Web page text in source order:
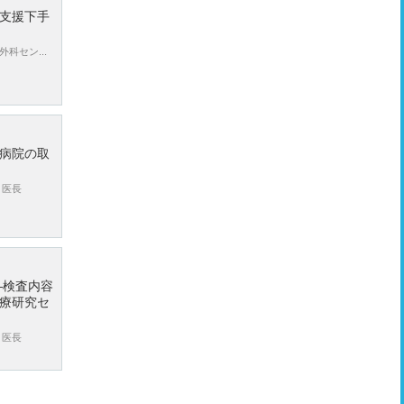
援下手
科セン...
院の取
医長
査内容
研究セ
医長